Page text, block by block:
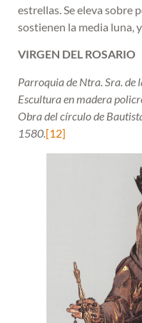
estrellas. Se eleva sobre
sostienen la media luna,
VIRGEN DEL ROSARIO
Parroquia de Ntra. Sra. de
Escultura en madera
Obra del círculo de
1580. [12]